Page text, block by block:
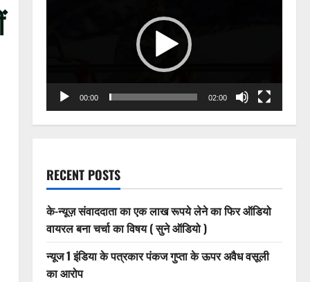
00:00 02:00
RECENT POSTS
के-न्यूज़ संवाददाता का एक लाख रूपये लेने का फिर ऑडियो
वायरल बना चर्चा का विषय ( सुने ऑडियो )
न्यूज 1 इंडिया के पत्रकार पंकज गुप्ता के ऊपर अवैध वसूली
का आरोप